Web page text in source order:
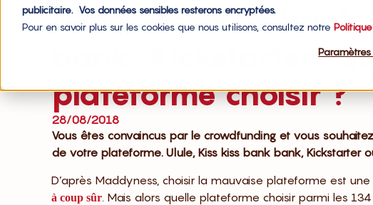
publicitaire. Vos données sensibles resterons encryptées.
Pour en savoir plus sur les cookies que nous utilisons, consultez notre
Ulule, Kiss kiss bank
bank, Kickstarter :
plateforme choisir ?
28/08/2018
Vous êtes convaincus par le crowdfunding et vous
de votre plateforme. Ulule, Kiss kiss bank bank, Kickstarter
D’après Maddyness, choisir la mauvaise plateforme est
à coup sûr. Mais alors quelle plateforme choisir parmi les